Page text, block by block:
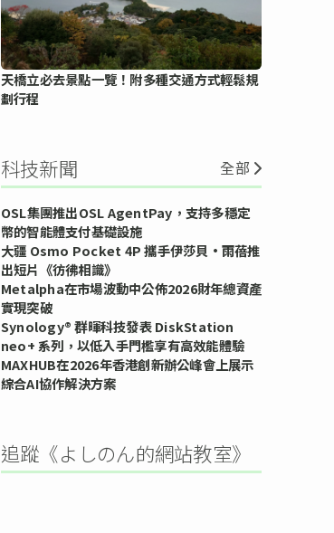
天橋立必去景點一覽！附多種交通方式輕鬆規
劃行程
科技新聞 全部
OSL集團推出OSL AgentPay，支持多穩定
幣的智能體支付基礎設施
大疆 Osmo Pocket 4P 攜手伊莎貝•雨蓓推
出短片《彷彿相識》
Metalpha在市場波動中公佈2026財年總資產
實現突破
Synology® 群暉科技發表 DiskStation
neo+ 系列，以低入手門檻享有高效能體驗
MAXHUB在2026年香港創新辦公峰會上展示
綜合AI協作解決方案
追蹤《よしのん的網站教室》